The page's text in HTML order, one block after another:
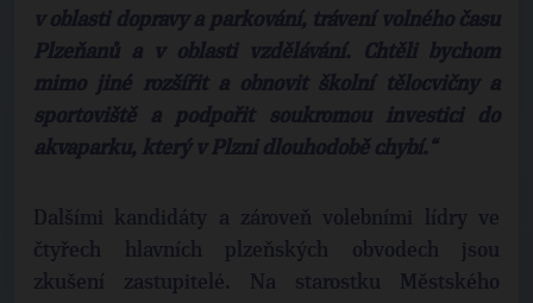
v oblasti dopravy a parkování, trávení volného času
Plzeňanů a v oblasti vzdělávání. Chtěli bychom
mimo jiné rozšířit a obnovit školní tělocvičny a
sportoviště a podpořit soukromou investici do
akvaparku, který v Plzni dlouhodobě chybí.“
Dalšími kandidáty a zároveň volebními lídry ve
čtyřech hlavních plzeňských obvodech jsou
zkušení zastupitelé. Na starostku Městského